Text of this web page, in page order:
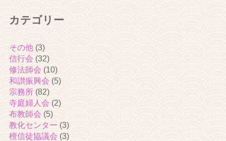
カテゴリー
その他(3)
信行会 (32)
修法師会 (10)
和讃振興会 (5)
宗務所(82)
寺庭婦人会 (2)
布教師会 (5)
教化センター (3)
檀信徒協議会 (3)